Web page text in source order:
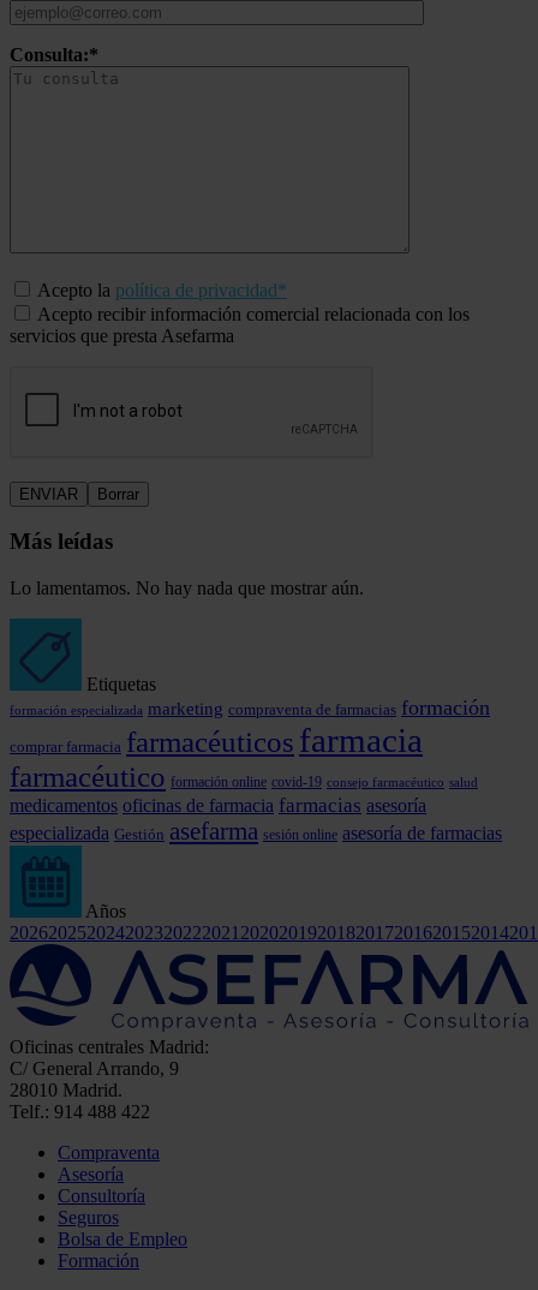
Consulta:*
Acepto la política de privacidad*
Acepto recibir información comercial relacionada con los
servicios que presta Asefarma
Más leídas
Lo lamentamos. No hay nada que mostrar aún.
Etiquetas
formación especializada marketing compraventa de farmacias formación
comprar farmacia farmacéuticos farmacia
farmacéutico formación online covid-19 consejo farmacéutico salud
medicamentos oficinas de farmacia farmacias asesoría
especializada Gestión asefarma sesión online asesoría de farmacias
Años
202620252024202320222021 2020201920182017201620152014
Oficinas centrales Madrid:
C/ General Arrando, 9
28010 Madrid.
Telf.: 914 488 422
Compraventa
Asesoría
Consultoría
Seguros
Bolsa de Empleo
Formación